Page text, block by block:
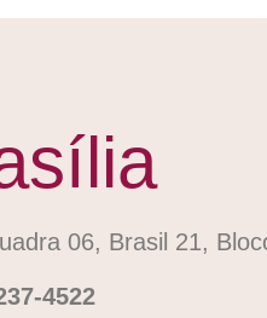
06, Brasil 21,
4522